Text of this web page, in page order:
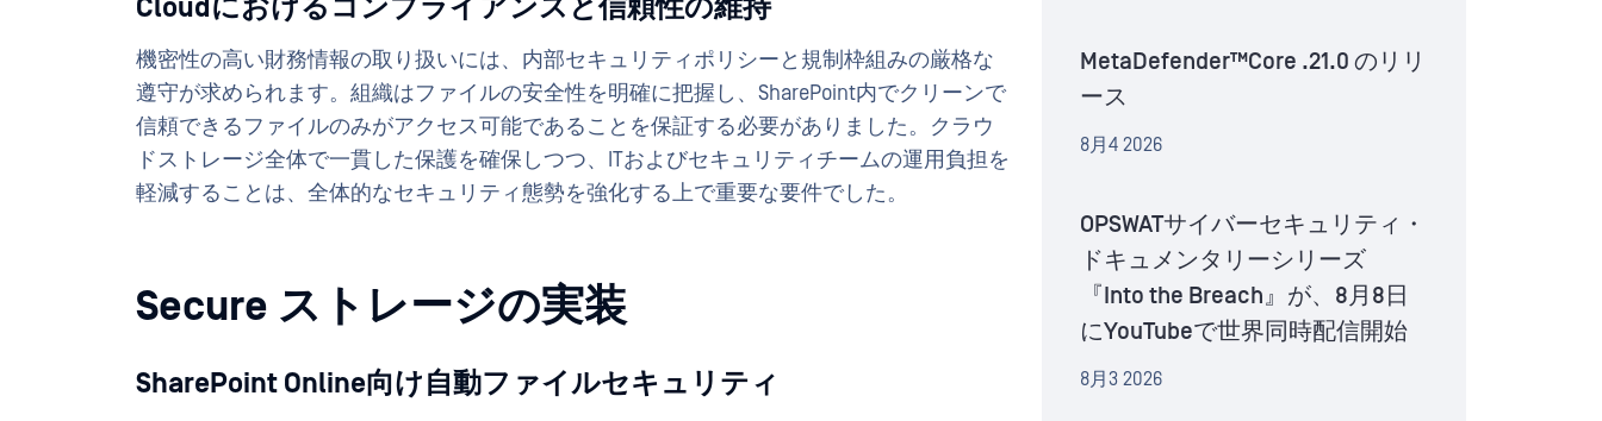
Cloudにおけるコンプライアンスと信頼性の維持
機密性の高い財務情報の取り扱いには、内部セキュリティポリシーと規制枠組みの厳格な
遵守が求められます。組織はファイルの安全性を明確に把握し、SharePoint内でクリーンで
信頼できるファイルのみがアクセス可能であることを保証する必要がありました。クラウ
ドストレージ全体で一貫した保護を確保しつつ、ITおよびセキュリティチームの運用負担を
軽減することは、全体的なセキュリティ態勢を強化する上で重要な要件でした。
Secure ストレージの実装
SharePoint Online向け自動ファイルセキュリティ
MetaDefender™Core .21.0 のリリ
ース
8月4 2026
OPSWATサイバーセキュリティ・
ドキュメンタリーシリーズ
『Into the Breach』が、8月8日
にYouTubeで世界同時配信開始
8月3 2026